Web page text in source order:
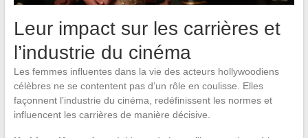
Leur impact sur les carrières et
l’industrie du cinéma
Les femmes influentes dans la vie des acteurs hollywoodiens
célèbres ne se contentent pas d’un rôle en coulisse. Elles
façonnent l’industrie du cinéma, redéfinissent les normes et
influencent les carrières de manière décisive.